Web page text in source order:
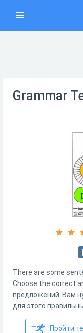
Grammar
There are some
Choose the correct
предложений. Вам
для этого
Пройти